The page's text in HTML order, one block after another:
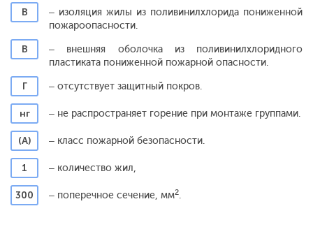
В
– изоляция жилы из поливинилхлорида пониженной
пожароопасности.
В
– внешняя оболочка из поливинилхлоридного
пластиката пониженной пожарной опасности.
Г
– отсутствует защитный покров.
нг – не распространяет горение при монтаже группами.
(А) – класс пожарной безопасности.
1 – количество жил,
300 – поперечное сечение, мм2.